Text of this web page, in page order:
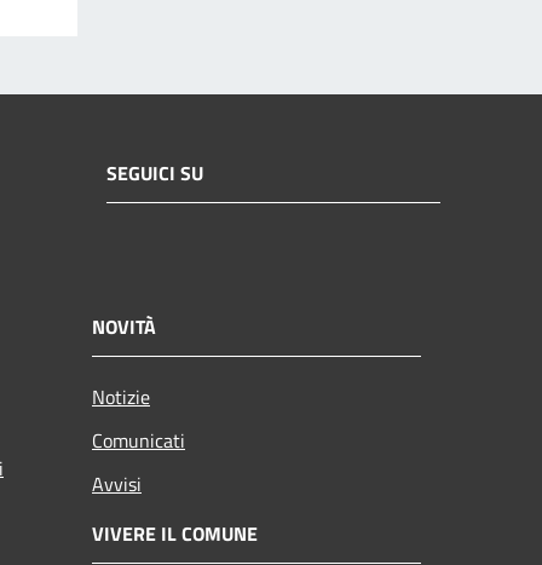
SEGUICI SU
NOVITÀ
Notizie
Comunicati
Avvisi
VIVERE IL COMUNE